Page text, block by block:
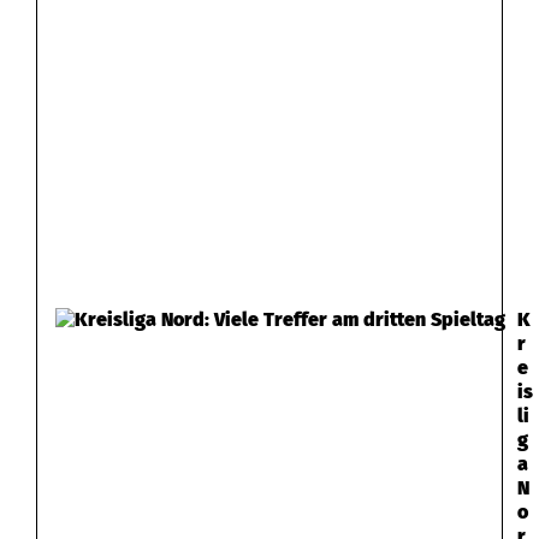
K
r
e
is
li
g
a
N
o